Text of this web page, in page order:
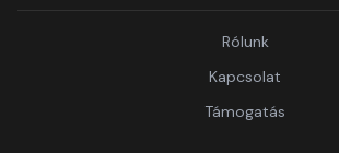
Rólunk
Kapcsolat
Támogatás